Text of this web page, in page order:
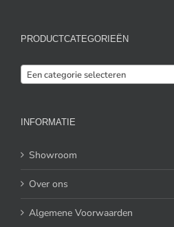
PRODUCTCATEGORIEËN
Een categorie selecteren
INFORMATIE
Showroom
Over ons
Algemene Voorwaarden